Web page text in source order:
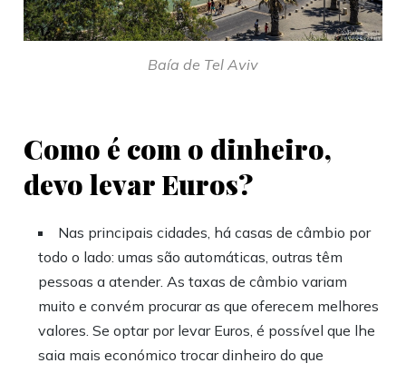
Baía de Tel Aviv
Como é com o dinheiro,
devo levar Euros?
Nas principais cidades, há casas de câmbio por
todo o lado: umas são automáticas, outras têm
pessoas a atender. As taxas de câmbio variam
muito e convém procurar as que oferecem melhores
valores. Se optar por levar Euros, é possível que lhe
saia mais económico trocar dinheiro do que